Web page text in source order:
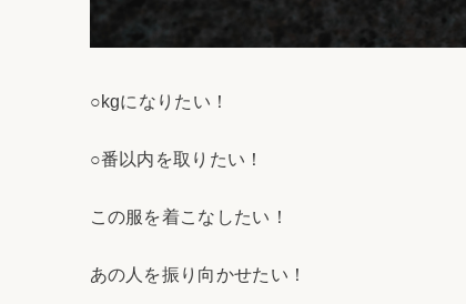
○kgになりたい！
○番以内を取りたい！
この服を着こなしたい！
あの人を振り向かせたい！